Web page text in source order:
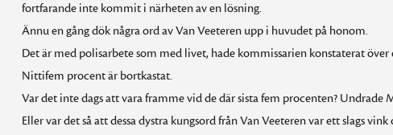
fortfarande inte kommit i närheten av en lösning.
Ännu en gång dök några ord av Van Veeteren upp i huvudet på honom.
Det är med polisarbete som med livet, hade kommissarien konstaterat över
Nittifem procent är bortkastat.
Var det inte dags att vara framme vid de där sista fem procenten?
Eller var det så att dessa dystra kungsord från Van Veeteren var ett slags